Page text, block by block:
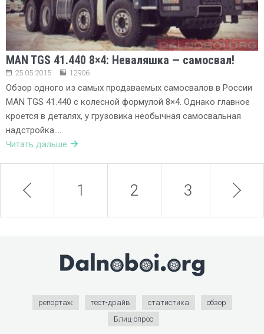
MAN TGS 41.440 8×4: Неваляшка — самосвал!
25.05.2015 12906
Обзор одного из самых продаваемых самосвалов в России
MAN TGS 41.440 с колесной формулой 8×4. Однако главное
кроется в деталях, у грузовика необычная самосвальная
надстройка….
Читать дальше
prev 1 2 3 4
next
репортаж тест-драйв статистика
обзор
Блиц-опрос